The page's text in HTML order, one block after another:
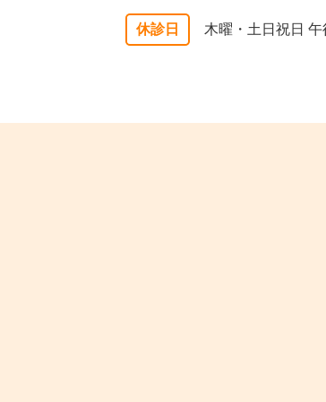
休診日 木曜・土日祝日 午